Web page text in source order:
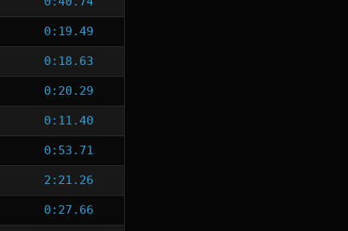
0:19.49
0:18.63
0:20.29
0:11.40
0:53.71
2:21.26
0:27.66